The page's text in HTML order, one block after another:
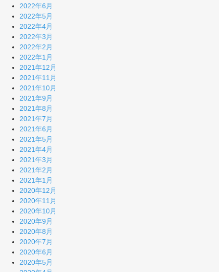
2022年6月
2022年5月
2022年4月
2022年3月
2022年2月
2022年1月
2021年12月
2021年11月
2021年10月
2021年9月
2021年8月
2021年7月
2021年6月
2021年5月
2021年4月
2021年3月
2021年2月
2021年1月
2020年12月
2020年11月
2020年10月
2020年9月
2020年8月
2020年7月
2020年6月
2020年5月